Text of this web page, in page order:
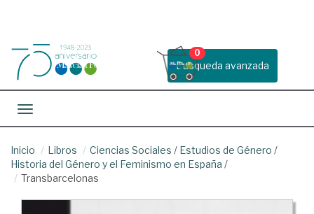
Busqueda avanzada
0
Toggle navigation
Inicio Libros Ciencias Sociales / Estudios de Género /
Historia del Género y el Feminismo en España /
Transbarcelonas